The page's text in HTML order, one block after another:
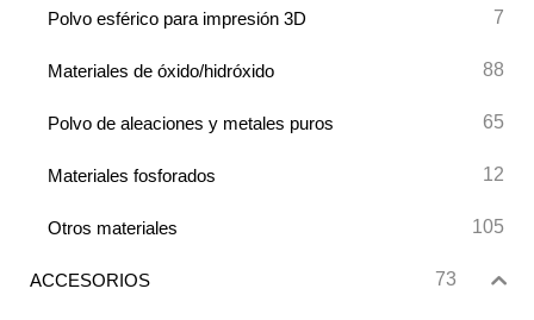
Polvo esférico para impresión 3D 7
Materiales de óxido/hidróxido 88
Polvo de aleaciones y metales puros 65
Materiales fosforados 12
Otros materiales 105
ACCESORIOS 73